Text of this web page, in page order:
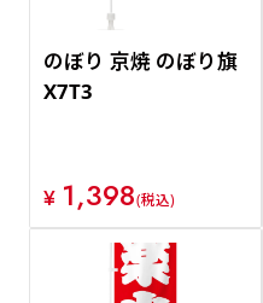
のぼり 京焼 のぼり旗
X7T3
¥ 1,398(税込)